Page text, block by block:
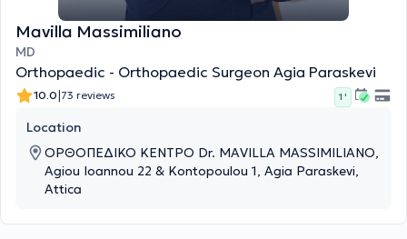
Mavilla Massimiliano
MD
Orthopaedic - Orthopaedic Surgeon Agia Paraskevi
10.0|73 reviews 1 '
Location
ΟΡΘΟΠΕΔΙΚΟ ΚΕΝΤΡΟ Dr. MAVILLA MASSIMILIANO,
Agiou Ioannou 22 & Kontopoulou 1, Agia Paraskevi,
Attica